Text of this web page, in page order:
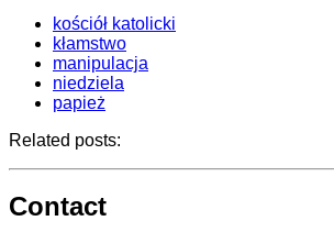
kościół katolicki
kłamstwo
manipulacja
niedziela
papież
Related posts:
Contact